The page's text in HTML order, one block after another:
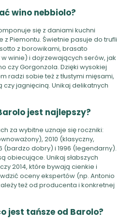
wino nebbiolo?
się z daniami kuchni
z Piemontu. Świetnie pasuje do trufli
z borowikami, brasato
winie) i dojrzewających serów, jak
czy Gorgonzola. Dzięki wysokiej
radzi sobie też z tłustymi mięsami,
jagnięciną. Unikaj delikatnych
jest najlepszy?
za wybitne uznaje się roczniki:
2010 (klasyczny,
(bardzo dobry) i 1996 (legendarny).
obiecujące. Unikaj słabszych
2014, które bywają cienkie i
oceny ekspertów (np. Antonio
też od producenta i konkretnej
jest tańsze od Barolo?